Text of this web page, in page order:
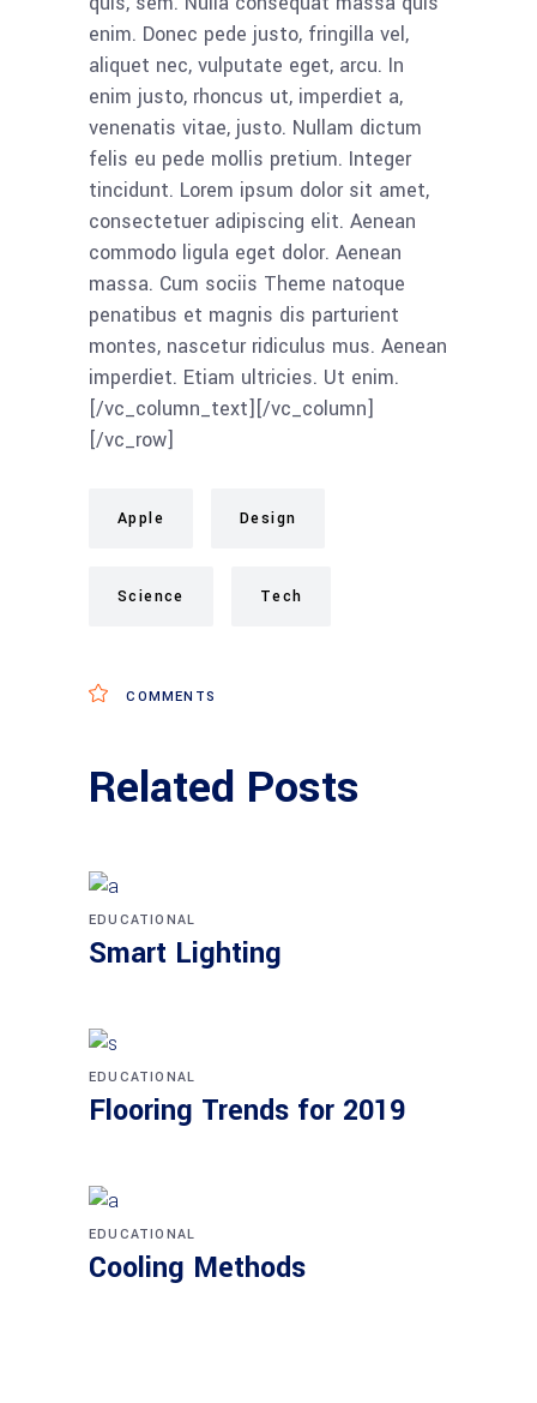
enim. Donec pede justo, fringilla vel,
aliquet nec, vulputate eget, arcu. In
enim justo, rhoncus ut, imperdiet a,
venenatis vitae, justo. Nullam dictum
felis eu pede mollis pretium. Integer
tincidunt. Lorem ipsum dolor sit amet,
consectetuer adipiscing elit. Aenean
commodo ligula eget dolor. Aenean
massa. Cum sociis Theme natoque
penatibus et magnis dis parturient
montes, nascetur ridiculus mus. Aenean
imperdiet. Etiam ultricies. Ut enim.
[/vc_column_text][/vc_column]
[/vc_row]
Apple Design
Science Tech
COMMENTS
Related Posts
EDUCATIONAL
Smart Lighting
EDUCATIONAL
Flooring Trends for 2019
EDUCATIONAL
Cooling Methods